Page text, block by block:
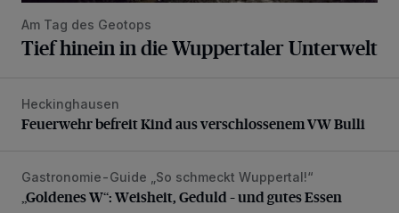
Am Tag des Geotops
Tief hinein in die Wuppertaler Unterwelt
Feuerwehr befreit Kind aus verschlossenem VW Bulli
Heckinghausen
Feuerwehr befreit Kind aus verschlossenem VW Bulli
„Goldenes W“: Weisheit, Geduld – und gutes Essen
Gastronomie-Guide „So schmeckt Wuppertal!“
„Goldenes W“: Weisheit, Geduld – und gutes Essen